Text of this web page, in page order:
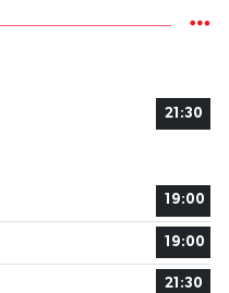
21:30
19:00
19:00
21:30